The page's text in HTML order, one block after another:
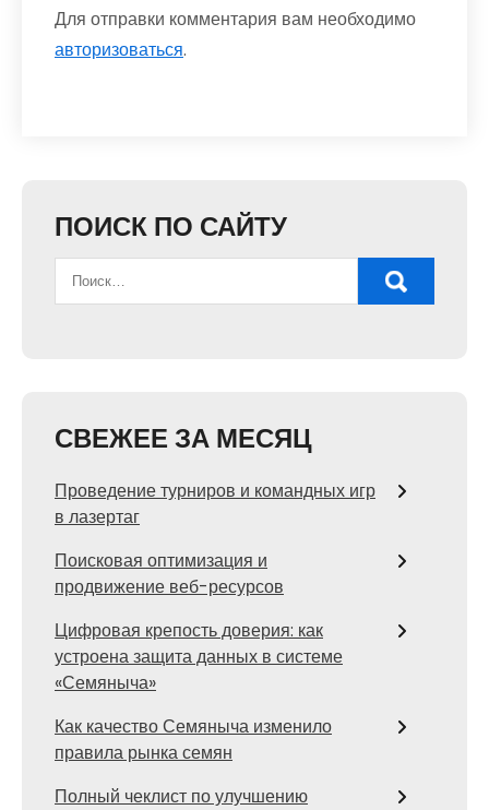
Для отправки комментария вам необходимо
авторизоваться.
ПОИСК ПО САЙТУ
СВЕЖЕЕ ЗА МЕСЯЦ
Проведение турниров и командных игр
в лазертаг
Поисковая оптимизация и
продвижение веб-ресурсов
Цифровая крепость доверия: как
устроена защита данных в системе
«Семяныча»
Как качество Семяныча изменило
правила рынка семян
Полный чеклист по улучшению